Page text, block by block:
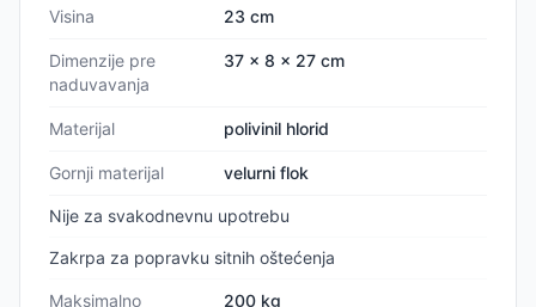
Visina 23 cm
Dimenzije pre
naduvavanja
37 x 8 x 27 cm
Materijal polivinil hlorid
Gornji materijal velurni flok
Nije za svakodnevnu upotrebu
Zakrpa za popravku sitnih oštećenja
Maksimalno
200 kg